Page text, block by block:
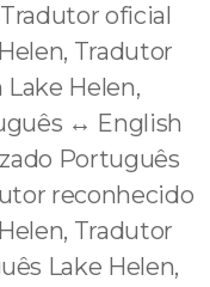
oficial
Tradutor
Helen,
↔️ English
Português
reconhecido
Tradutor
Lake Helen,